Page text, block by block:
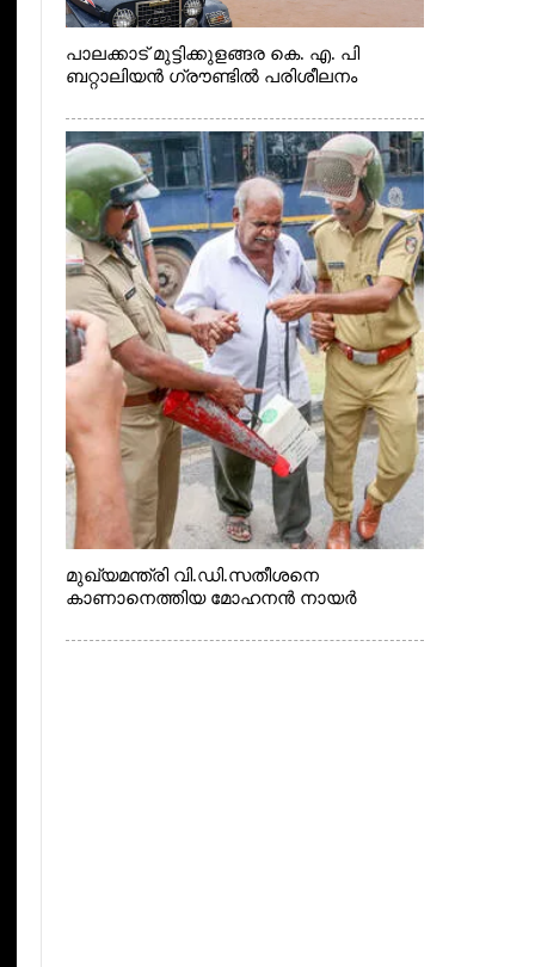
പാലക്കാട് മുട്ടിക്കുളങ്ങര കെ. എ. പി
ബറ്റാലിയൻ ഗ്രൗണ്ടിൽ പരിശീലനം
മുഖ്യമന്ത്രി വി.ഡി.സതീശനെ
കാണാനെത്തിയ മോഹനൻ നായർ
×